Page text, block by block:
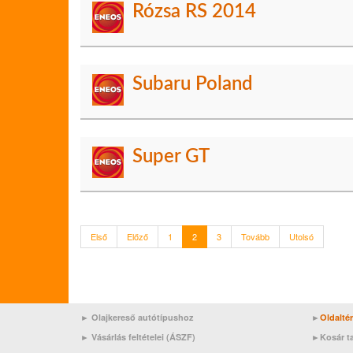
Rózsa RS 2014
Subaru Poland
Super GT
Első Előző 1 2 3 Tovább Utolsó
► Olajkereső autótípushoz
► Vásárlás feltételei (ÁSZF)
►
► Kosár